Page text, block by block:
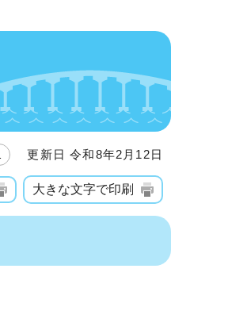
更新日 令和8年2月12日
大きな文字で印刷